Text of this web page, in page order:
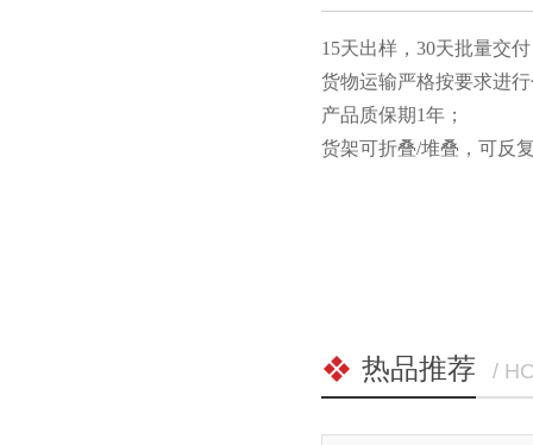
15天出样，30天批量交付
货物运输严格按要求进行包装
产品质保期1年；
货架可折叠/堆叠，可反
热品推荐 /